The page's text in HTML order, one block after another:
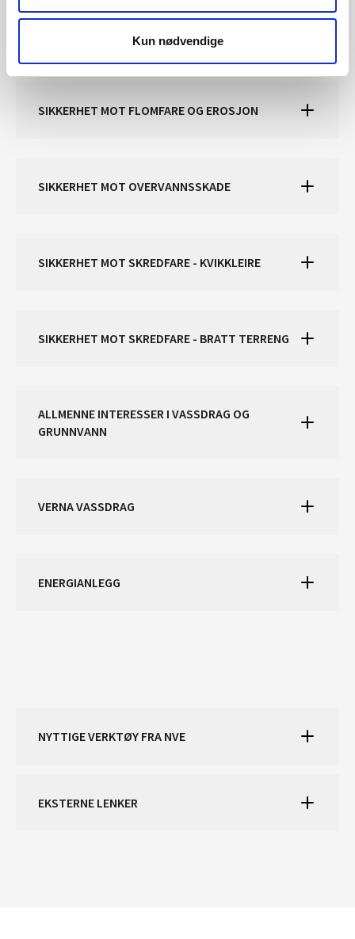
Kun nødvendige
Eventuell klage fra NVE fremmes til statsforvalteren, som
kan stadfeste, endre eller oppheve dispensasjonsvedtaket.
SIKKERHET MOT FLOMFARE OG EROSJON
SIKKERHET MOT OVERVANNSSKADE
SIKKERHET MOT SKREDFARE - KVIKKLEIRE
SIKKERHET MOT SKREDFARE - BRATT TERRENG
ALLMENNE INTERESSER I VASSDRAG OG
GRUNNVANN
VERNA VASSDRAG
ENERGIANLEGG
NYTTIGE VERKTØY FRA NVE
EKSTERNE LENKER